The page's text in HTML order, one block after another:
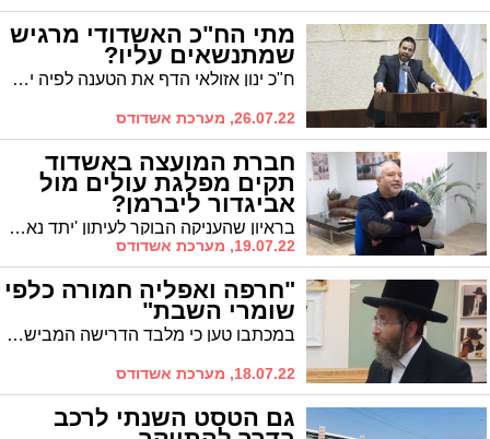
מתי הח"כ האשדודי מרגיש
שמתנשאים עליו?
ח"כ ינון אזולאי הדף את הטענה לפיה ישנו ציבור המוגדר 'ימין רך' המחפש בית פוליטי. "כשאומרים לי 'ימין רך' אני מרגיש שמתנשאים עלי. ימין הוא ימין. לא 'ימין רך, יש ימין מסורתי"
26.07.22, מערכת אשדודס
חברת המועצה באשדוד
תקים מפלגת עולים מול
אביגדור ליברמן?
בראיון שהעניקה הבוקר לעיתון 'יתד נאמן' מספרת ווינשטיין כי הצעה כזו עלתה על השולחן. "לפי שעה עדיין פסלתי אבל שוקלת את כל האופציות", הבהירה ותקפה את ליברמן: "הציבור הרוסי כבר לא קונה את הסיפור לפיו 'החרדים אשמים ביוקר המחיה'"
19.07.22, מערכת אשדודס
"חרפה ואפליה חמורה כלפי
שומרי השבת"
במכתבו טען כי מלבד הדרישה המבישה להעסיק יהודים בשבת, תנאי המכרז יוצרים אפליה חמורה כלפי מועמדים המבקשים לשמור שבת
18.07.22, מערכת אשדודס
גם הטסט השנתי לרכב